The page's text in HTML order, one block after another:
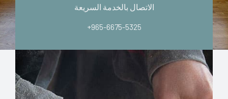
الاتصال بالخدمة السريعة
+965-6675-5325